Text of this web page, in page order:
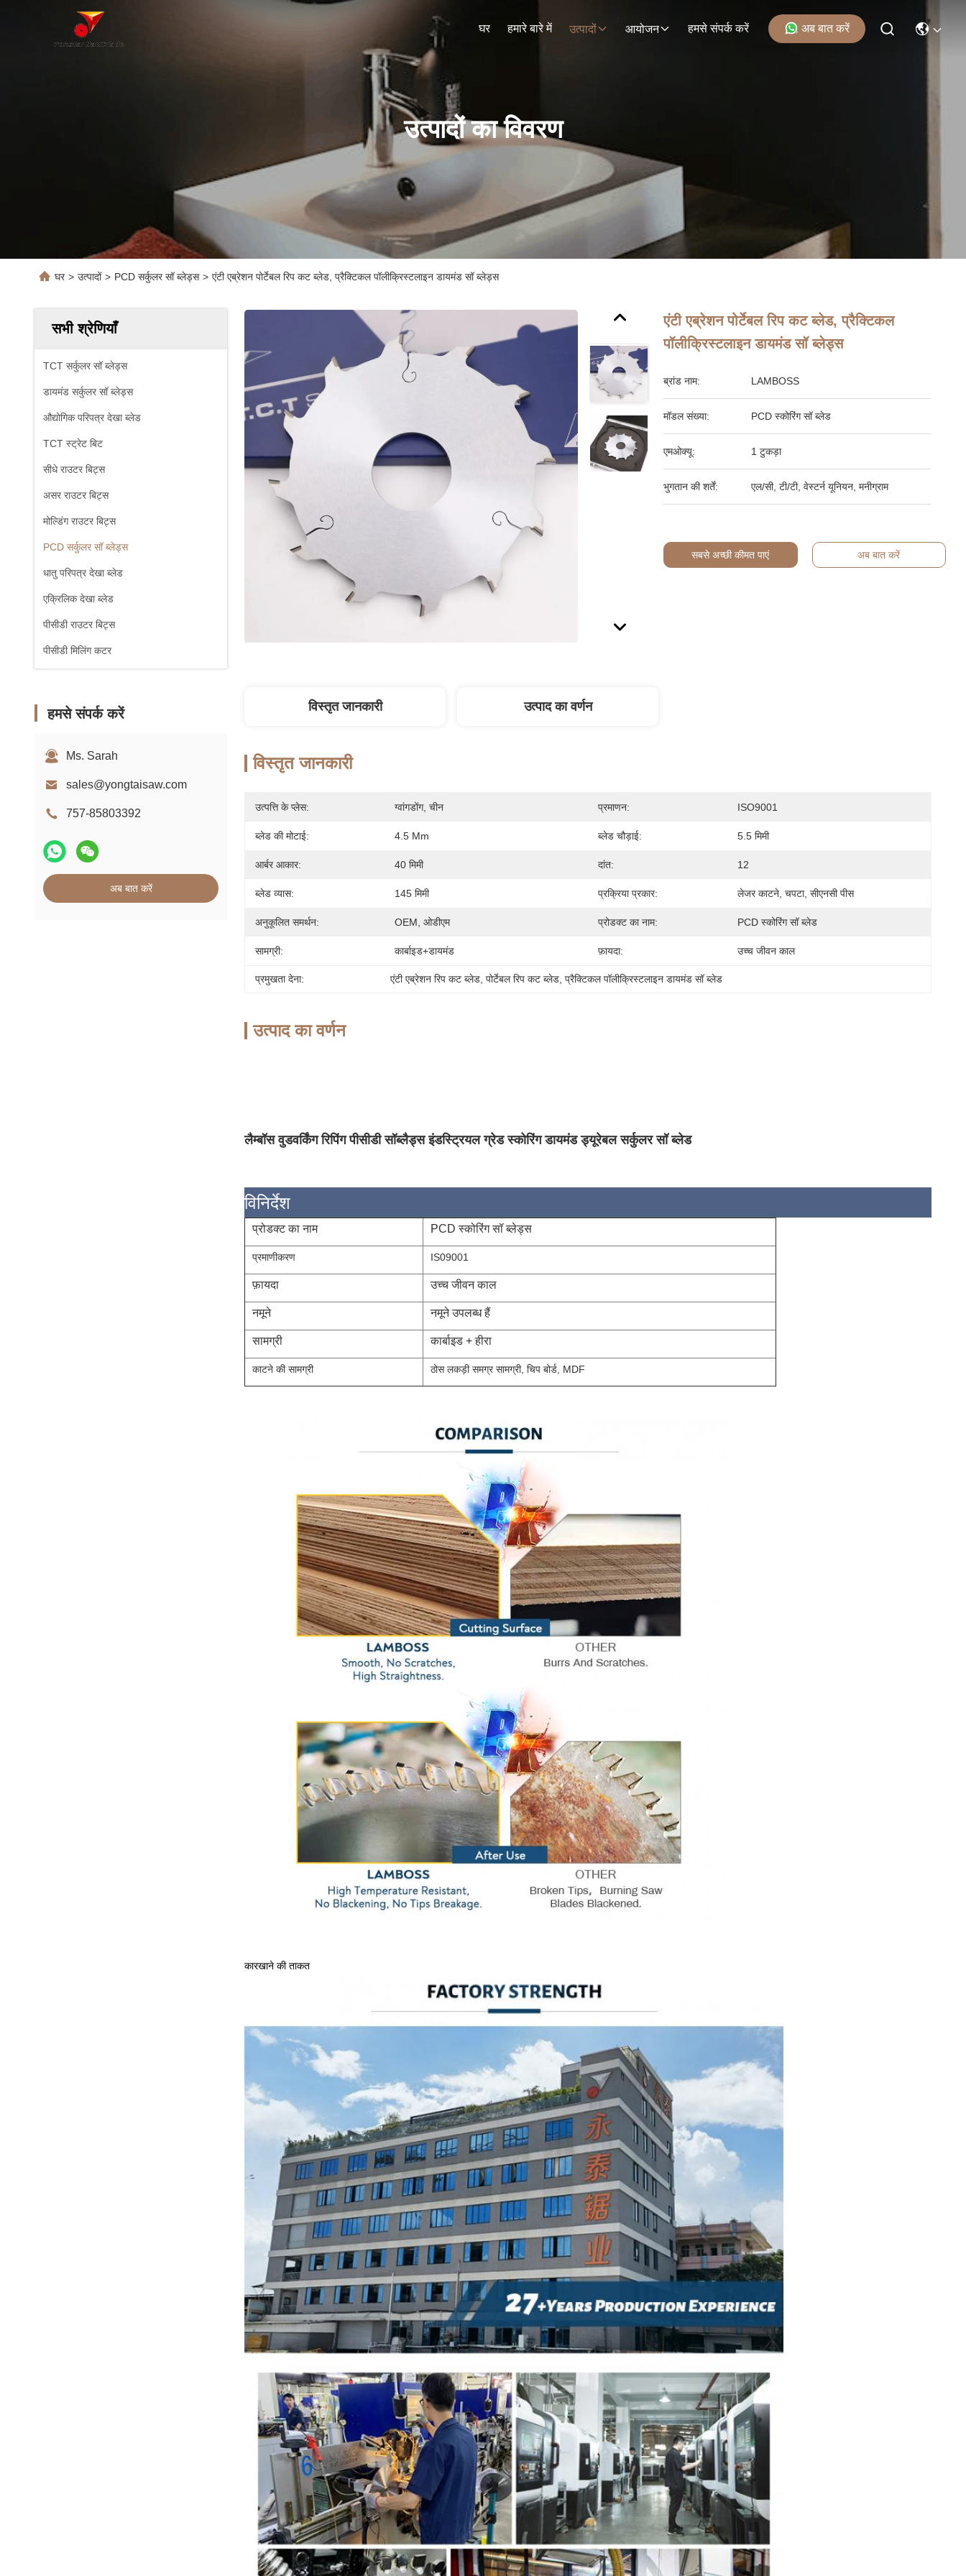
घर हमारे बारे में उत्पादों आयोजन हमसे संपर्क करें अब बात करें
उत्पादों का विवरण
घर > उत्पादों > PCD सर्कुलर सॉ ब्लेड्स > एंटी एब्रेशन पोर्टेबल रिप कट ब्लेड, प्रैक्टिकल पॉलीक्रिस्टलाइन डायमंड सॉ ब्लेड्स
सभी श्रेणियाँ
TCT सर्कुलर सॉ ब्लेड्स
डायमंड सर्कुलर सॉ ब्लेड्स
औद्योगिक परिपत्र देखा ब्लेड
TCT स्ट्रेट बिट
सीधे राउटर बिट्स
असर राउटर बिट्स
मोल्डिंग राउटर बिट्स
PCD सर्कुलर सॉ ब्लेड्स
धातु परिपत्र देखा ब्लेड
एक्रिलिक देखा ब्लेड
पीसीडी राउटर बिट्स
पीसीडी मिलिंग कटर
हमसे संपर्क करें
Ms. Sarah
sales@yongtaisaw.com
757-85803392
अब बात करें
एंटी एब्रेशन पोर्टेबल रिप कट ब्लेड, प्रैक्टिकल
पॉलीक्रिस्टलाइन डायमंड सॉ ब्लेड्स
ब्रांड नाम: LAMBOSS
मॉडल संख्या: PCD स्कोरिंग सॉ ब्लेड
एमओक्यू: 1 टुकड़ा
भुगतान की शर्तें: एल/सी, टी/टी, वेस्टर्न यूनियन, मनीग्राम
सबसे अच्छी कीमत पाएं अब बात करें
विस्तृत जानकारी उत्पाद का वर्णन
विस्तृत जानकारी
उत्पत्ति के प्लेस: ग्वांगडोंग, चीन प्रमाणन: ISO9001
ब्लेड की मोटाई: 4.5 Mm ब्लेड चौड़ाई: 5.5 मिमी
आर्बर आकार: 40 मिमी दांत: 12
ब्लेड व्यास: 145 मिमी प्रक्रिया प्रकार: लेजर काटने, चपटा, सीएनसी पीस
अनुकूलित समर्थन: OEM, ओडीएम प्रोडक्ट का नाम: PCD स्कोरिंग सॉ ब्लेड
सामग्री: कार्बाइड+डायमंड फ़ायदा: उच्च जीवन काल
प्रमुखता देना: एंटी एब्रेशन रिप कट ब्लेड , पोर्टेबल रिप कट ब्लेड , प्रैक्टिकल पॉलीक्रिस्टलाइन डायमंड सॉ ब्लेड
उत्पाद का वर्णन
लैम्बॉस वुडवर्किंग रिपिंग पीसीडी सॉब्लैड्स इंडस्ट्रियल ग्रेड स्कोरिंग डायमंड ड्यूरेबल सर्कुलर सॉ ब्लेड
विनिर्देश
प्रोडक्ट का नाम PCD स्कोरिंग सॉ ब्लेड्स
प्रमाणीकरण IS09001
फ़ायदा उच्च जीवन काल
नमूने नमूने उपलब्ध हैं
सामग्री कार्बाइड + हीरा
काटने की सामग्री ठोस लकड़ी समग्र सामग्री, चिप बोर्ड, MDF
कारखाने की ताकत